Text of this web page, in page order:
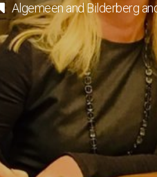
Algemeen and Bilderberg